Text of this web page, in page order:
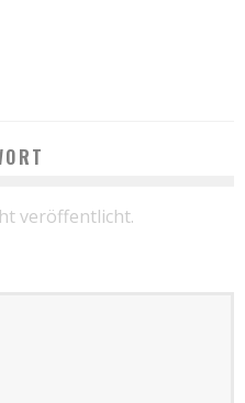
veröffentlicht.